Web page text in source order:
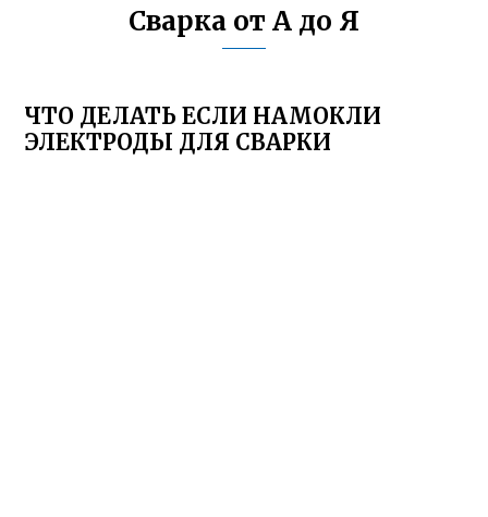
Сварка от А до Я
ЧТО ДЕЛАТЬ ЕСЛИ НАМОКЛИ
ЭЛЕКТРОДЫ ДЛЯ СВАРКИ